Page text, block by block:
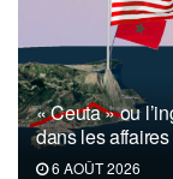
« Ceuta » ou
dans les
6 AOÛT 2026